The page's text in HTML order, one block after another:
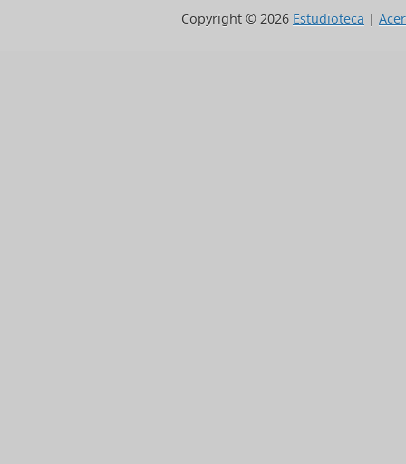
Copyright © 2026 Estudioteca |